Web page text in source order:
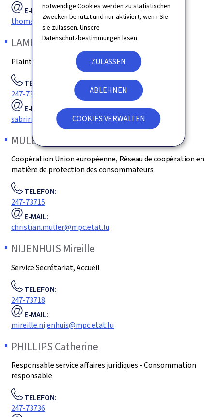
notwendige Cookies werden zu statistischen
Zwecken benutzt und nur aktiviert, wenn Sie
sie zulassen. Unsere
Datenschutzbestimmungen lesen.
ZULASSEN
ABLEHNEN
COOKIES VERWALTEN
E-MAIL:
thomas.kolz@mpc.etat.lu
LAMHÈNESabrina
Plaintes des passagers
TELEFON:
247-73741
E-MAIL:
sabrina.lamhene@mpc.etat.lu
MULLER
Coopération Union européenne, Réseau de coopération en
matière de protection des consommateurs
TELEFON:
247-73715
E-MAIL:
christian.muller@mpc.etat.lu
NIJENHUIS Mireille
Service Secrétariat, Accueil
TELEFON:
247-73718
E-MAIL:
mireille.nijenhuis@mpc.etat.lu
PHILLIPS Catherine
Responsable service affaires juridiques - Consommation
responsable
TELEFON:
247-73736